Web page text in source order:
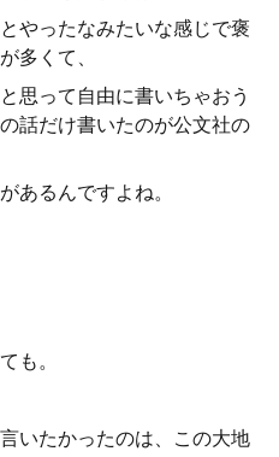
やったなみたいな感じで褒
多くて、
思って自由に書いちゃおう
話だけ書いたのが公文社の
あるんですよね。
も。
いたかったのは、この大地